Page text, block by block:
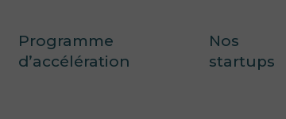
Programme
d’accélération
Nos
startups